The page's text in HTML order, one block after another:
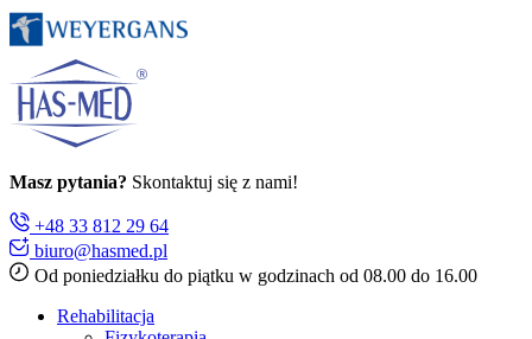
Masz pytania? Skontaktuj się z nami!
+48 33 812 29 64
biuro@hasmed.pl
Od poniedziałku do piątku w godzinach od 08.00 do 16.00
Rehabilitacja